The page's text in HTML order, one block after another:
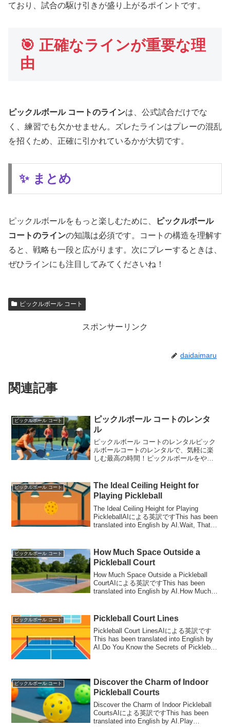
ており、試合の駆け引きが盛り上がるポイントです。
🎯 正確なラインが重要な理
由
ピックルボール コートのラインは、公式試合だけでな
く、練習でも欠かせません。ズレたラインはプレーの混乱
を招くため、正確に引かれているかが大切です。
✨ まとめ
ピックルボールをもっと楽しむために、
ピックルボール
コートのラインの知識は必須です。コートの構造を理解す
ると、戦略も一段と広がります。次にプレーするときは、
ぜひラインにも注目してみてくださいね！
ピックルボール コート
スポンサーリンク
daidaimaru
関連記事
ピックルボール コート
ピックルボール コートのレンタ
ル
ピックルボール コートのレンタルピック
ルボールコートのレンタルで、気軽に楽
しむ最高の時間！ピックルボールをやっ
各地でピックルボール コートのレンタル
が増えてきています。...
ピックルボール コート
The Ideal Ceiling Height for
Playing Pickleball
The Ideal Ceiling Height for Playing
PickleballAIによる英訳ですThis has been
translated into English by AI.Wait, That
ピックルボール コート
How Much Space Outside a
Pickleball Court
How Much Space Outside a Pickleball
CourtAIによる英訳ですThis has been
translated into English by AI.How Much
ピックルボール コート Pickleball Court Lines
Pickleball Court LinesAIによる英訳です
This has been translated into English by
AI.Do You Know the Secrets of Pickleball
ピックルボール コート
Discover the Charm of Indoor
Pickleball Courts
Discover the Charm of Indoor Pickleball
CourtsAIによる英訳ですThis has been
translated into English by AI.Play